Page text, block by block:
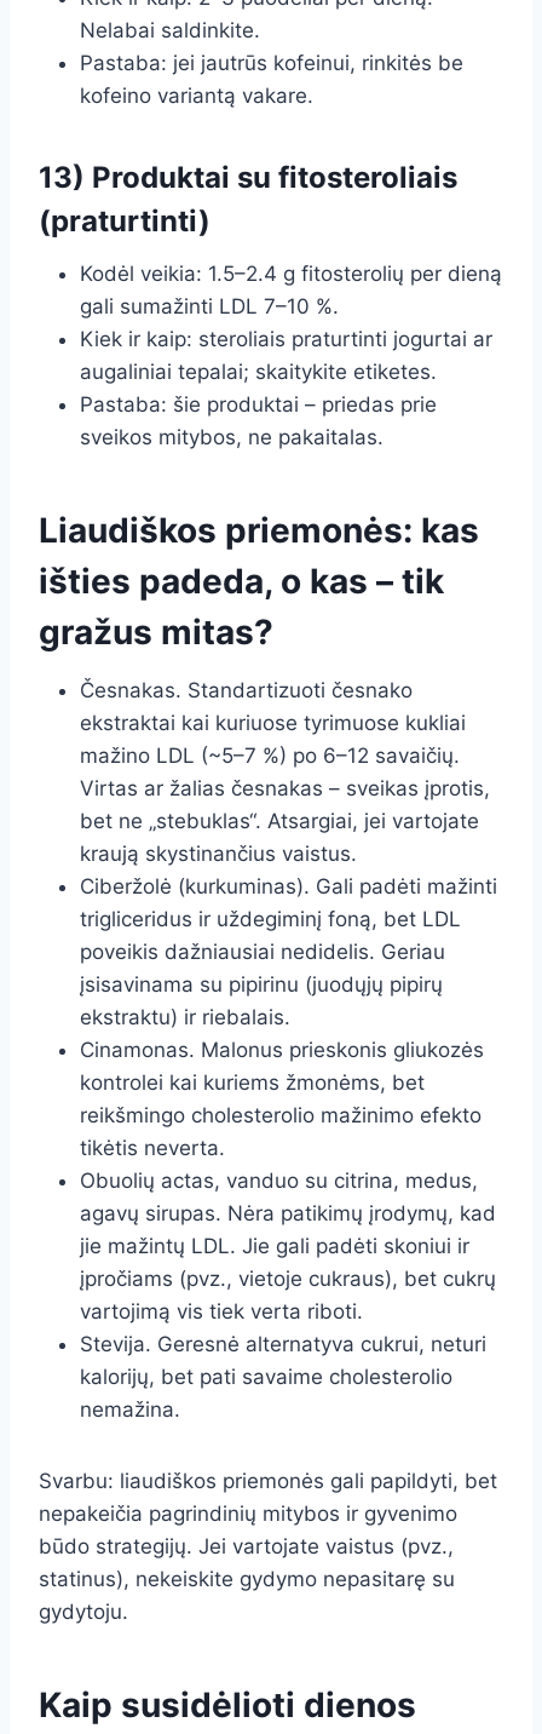
Nelabai saldinkite.
Pastaba: jei jautrūs kofeinui, rinkitės be
kofeino variantą vakare.
13) Produktai su fitosteroliais
(praturtinti)
Kodėl veikia: 1.5–2.4 g fitosterolių per dieną
gali sumažinti LDL 7–10 %.
Kiek ir kaip: steroliais praturtinti jogurtai ar
augaliniai tepalai; skaitykite etiketes.
Pastaba: šie produktai – priedas prie
sveikos mitybos, ne pakaitalas.
Liaudiškos priemonės: kas
išties padeda, o kas – tik
gražus mitas?
Česnakas. Standartizuoti česnako
ekstraktai kai kuriuose tyrimuose kukliai
mažino LDL (~5–7 %) po 6–12 savaičių.
Virtas ar žalias česnakas – sveikas įprotis,
bet ne „stebuklas“. Atsargiai, jei vartojate
kraują skystinančius vaistus.
Ciberžolė (kurkuminas). Gali padėti mažinti
trigliceridus ir uždegiminį foną, bet LDL
poveikis dažniausiai nedidelis. Geriau
įsisavinama su pipirinu (juodųjų pipirų
ekstraktu) ir riebalais.
Cinamonas. Malonus prieskonis gliukozės
kontrolei kai kuriems žmonėms, bet
reikšmingo cholesterolio mažinimo efekto
tikėtis neverta.
Obuolių actas, vanduo su citrina, medus,
agavų sirupas. Nėra patikimų įrodymų, kad
jie mažintų LDL. Jie gali padėti skoniui ir
įpročiams (pvz., vietoje cukraus), bet cukrų
vartojimą vis tiek verta riboti.
Stevija. Geresnė alternatyva cukrui, neturi
kalorijų, bet pati savaime cholesterolio
nemažina.
Svarbu: liaudiškos priemonės gali papildyti, bet
nepakeičia pagrindinių mitybos ir gyvenimo
būdo strategijų. Jei vartojate vaistus (pvz.,
statinus), nekeiskite gydymo nepasitarę su
gydytoju.
Kaip susidėlioti dienos